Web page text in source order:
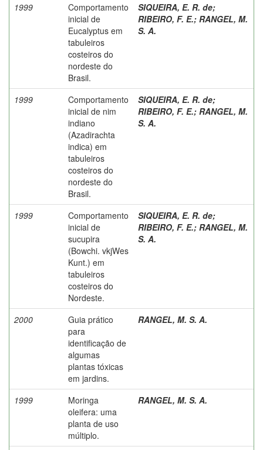
1999
Comportamento
inicial de
Eucalyptus em
tabuleiros
costeiros do
nordeste do
Brasil.
SIQUEIRA, E. R. de;
RIBEIRO, F. E.; RANGEL, M.
S. A.
1999
Comportamento
inicial de nim
indiano
(Azadirachta
indica) em
tabuleiros
costeiros do
nordeste do
Brasil.
SIQUEIRA, E. R. de;
RIBEIRO, F. E.; RANGEL, M.
S. A.
1999
Comportamento
inicial de
sucupira
(Bowchi. vkjWes
Kunt.) em
tabuleiros
costeiros do
Nordeste.
SIQUEIRA, E. R. de;
RIBEIRO, F. E.; RANGEL, M.
S. A.
2000
Guia prático
para
identificação de
algumas
plantas tóxicas
em jardins.
RANGEL, M. S. A.
1999
Moringa
oleifera: uma
planta de uso
múltiplo.
RANGEL, M. S. A.